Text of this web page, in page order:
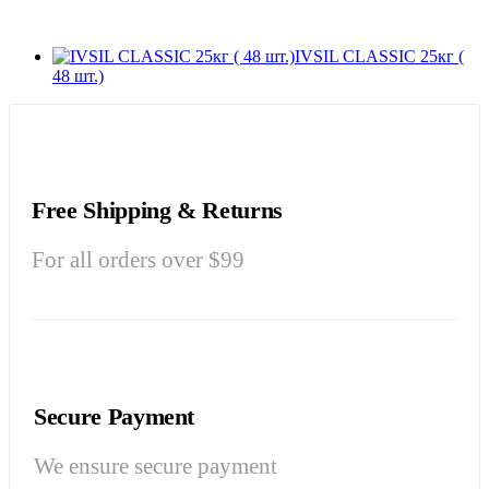
IVSIL CLASSIC 25кг (
48 шт.)
Free Shipping & Returns
For all orders over $99
Secure Payment
We ensure secure payment